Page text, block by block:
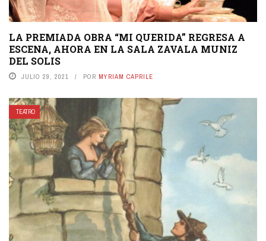
LA PREMIADA OBRA “MI QUERIDA” REGRESA A
ESCENA, AHORA EN LA SALA ZAVALA MUNIZ
DEL SOLIS
JULIO 29, 2021 POR MYRIAM CAPRILE
TEATRO